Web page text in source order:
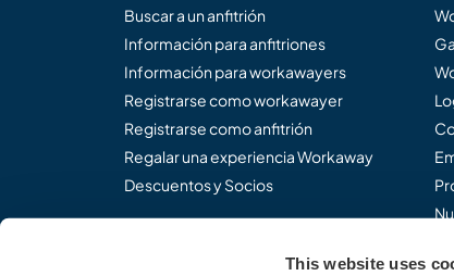
This website uses
Buscar a un anfitrión
Información para anfitriones
Información para workawayers
Registrarse como workawayer
Registrarse como anfitrión
Regalar una experiencia Workaway
Descuentos y Socios